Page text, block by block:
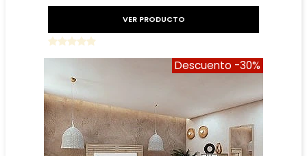
VER PRODUCTO
Descuento -30%